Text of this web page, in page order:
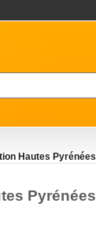
Hautes Pyrénées
Pyrénées